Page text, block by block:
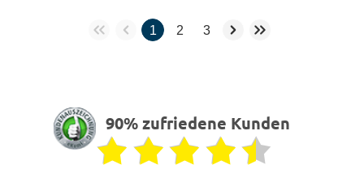
1 2 3
90% zufriedene Kunden